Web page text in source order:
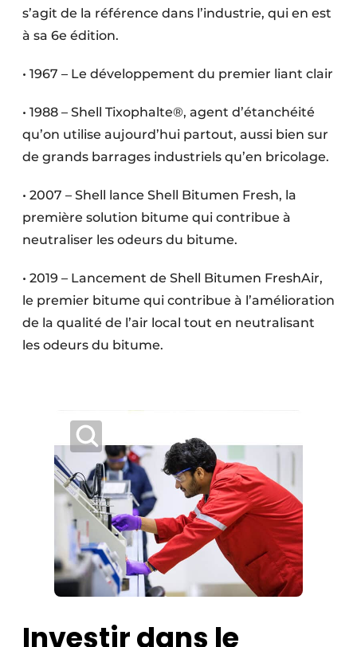
s’agit de la référence dans l’industrie, qui en est
à sa 6e édition.
• 1967 – Le développement du premier liant clair
• 1988 – Shell Tixophalte®, agent d’étanchéité
qu’on utilise aujourd’hui partout, aussi bien sur
de grands barrages industriels qu’en bricolage.
• 2007 – Shell lance Shell Bitumen Fresh, la
première solution bitume qui contribue à
neutraliser les odeurs du bitume.
• 2019 – Lancement de Shell Bitumen FreshAir,
le premier bitume qui contribue à l’amélioration
de la qualité de l’air local tout en neutralisant
les odeurs du bitume.
Investir dans le